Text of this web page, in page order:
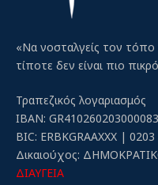
«Να νοσταλγείς τον
τίποτε δεν είναι πιο
Τραπεζικός λογαριασμός
IBAN:
BIC: ERBKGRAAXXX |
Δικαιούχος:
ΔΙΑΥΓΕΙΑ